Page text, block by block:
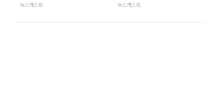
뉴스캐스트 뉴스캐스트